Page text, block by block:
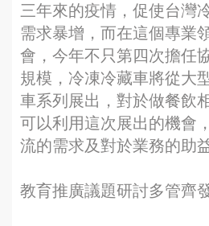
三年來的疫情，促使台灣
需求暴增，而在這個專業
會，今年不只第四次擔任
規模，冷凍冷藏車將從大
車系列展出，對於做餐飲
可以利用這次展出的機會
流的需求及對於業務的助益
教育推廣議題研討多管齊